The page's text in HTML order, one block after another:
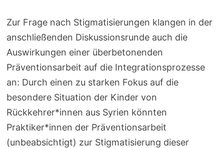
Zur Frage nach Stigmatisierungen klangen in der
anschließenden Diskussionsrunde auch die
Auswirkungen einer überbetonenden
Präventionsarbeit auf die Integrationsprozesse
an: Durch einen zu starken Fokus auf die
besondere Situation der Kinder von
Rückkehrer*innen aus Syrien könnten
Praktiker*innen der Präventionsarbeit
(unbeabsichtigt) zur Stigmatisierung dieser